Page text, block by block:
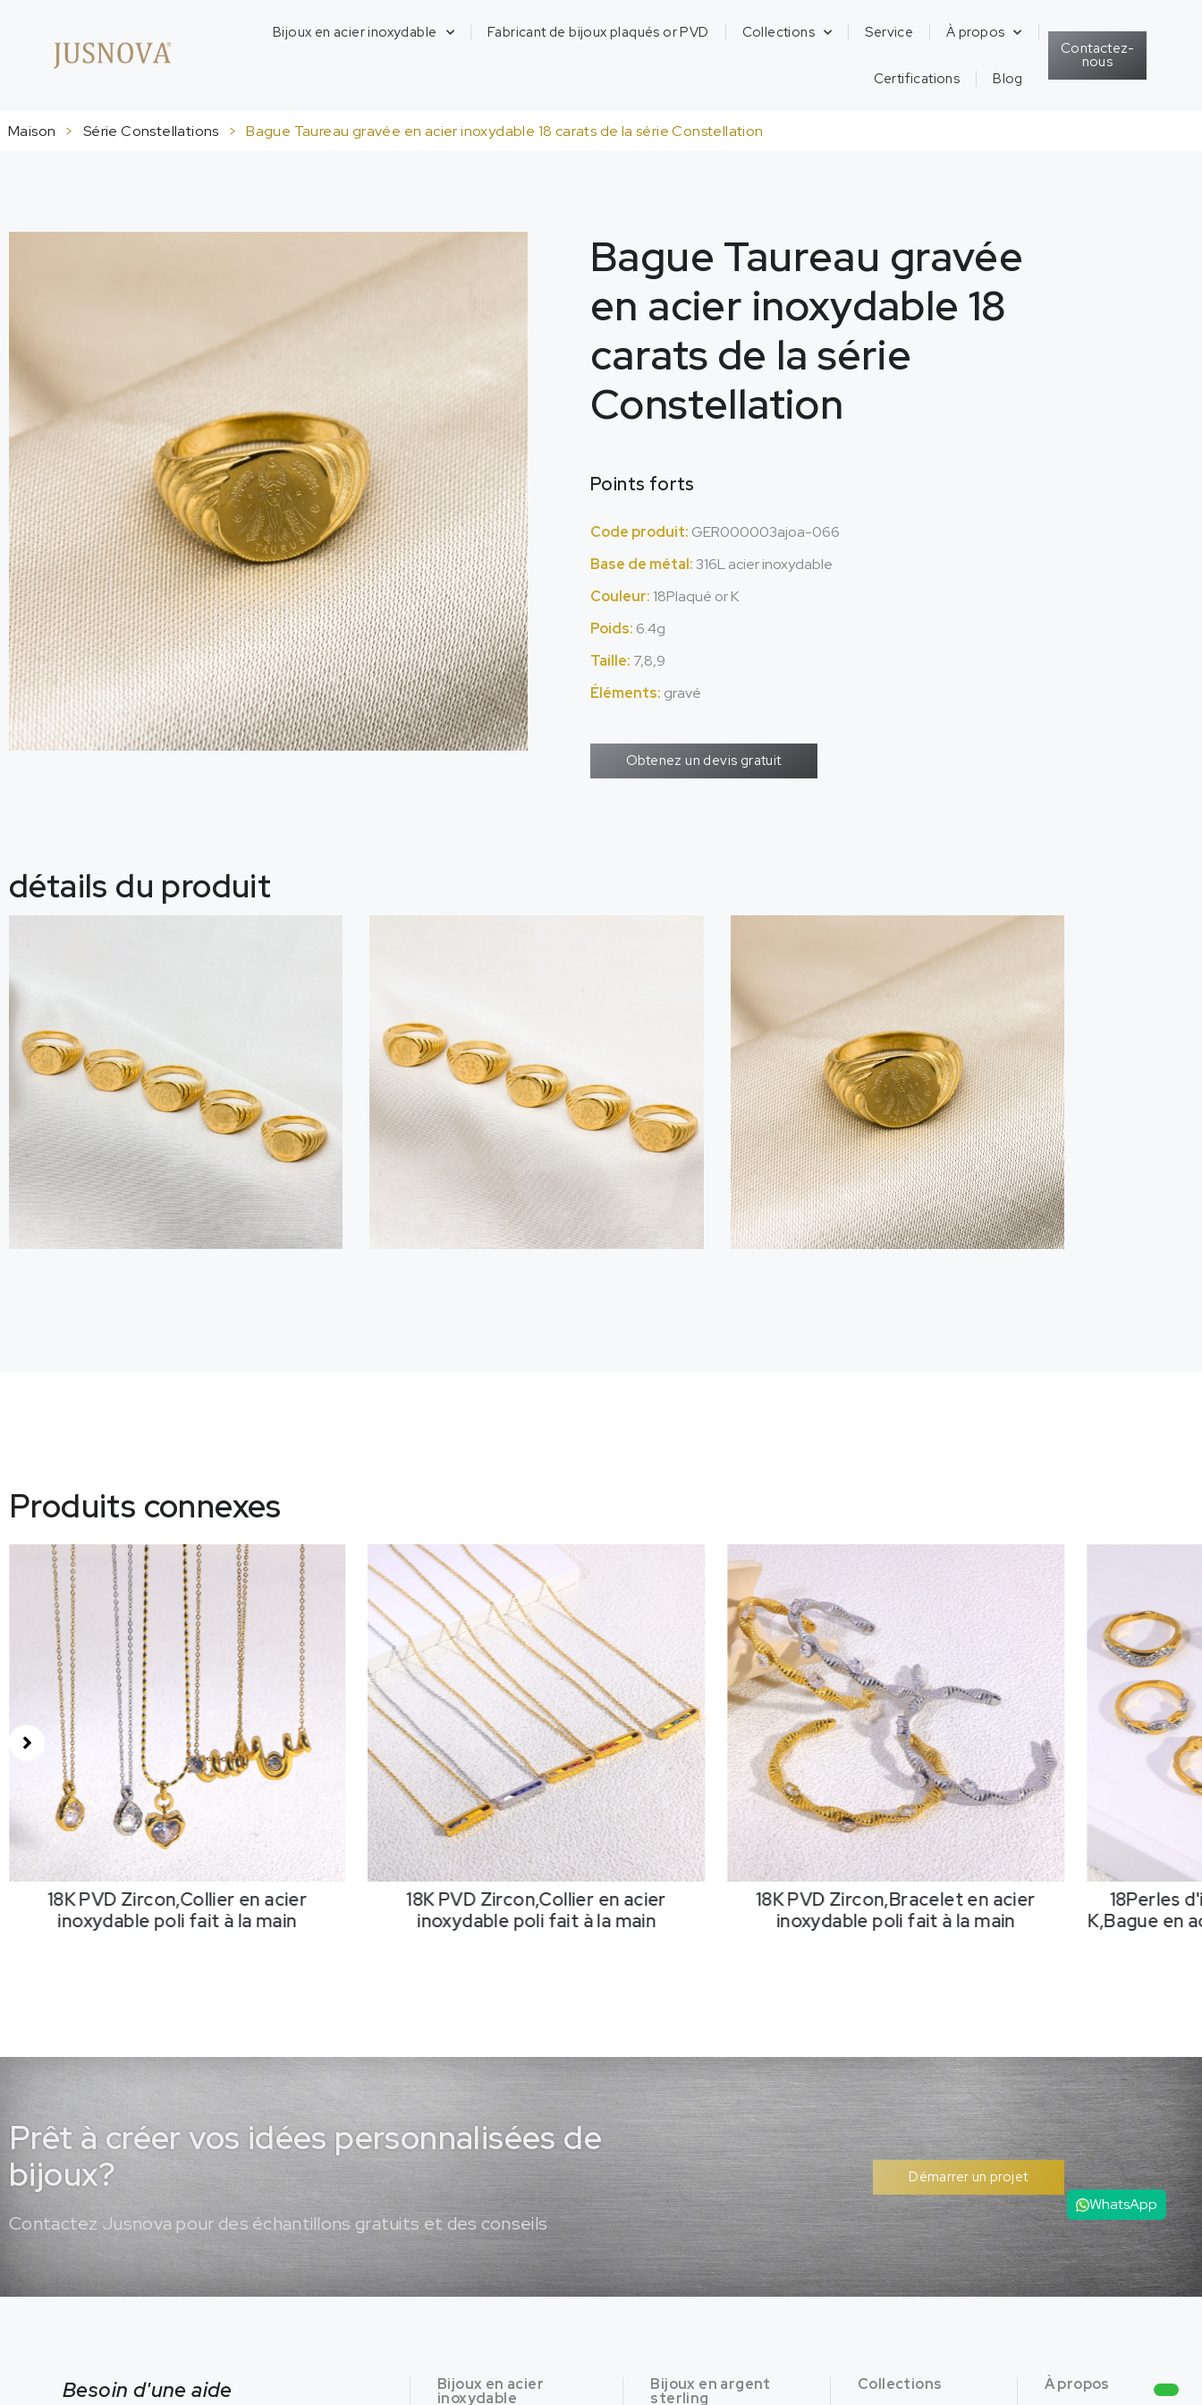
Bijoux en acier inoxydable Fabricant de bijoux plaqués or PVD Collections Service À propos
Certifications Blog
Contactez-
nous
Maison > Série Constellations > Bague Taureau gravée en acier inoxydable 18 carats de la série Constellation
Bague Taureau gravée
en acier inoxydable 18
carats de la série
Constellation
Points forts
Code produit: GER000003ajoa-066
Base de métal: 316L acier inoxydable
Couleur: 18Plaqué or K
Poids: 6.4g
Taille: 7,8,9
Éléments: gravé
Obtenez un devis gratuit
détails du produit
Produits connexes
18K PVD Zircon,Collier en acier
inoxydable poli fait à la main
18K PVD Zircon,Collier en acier
inoxydable poli fait à la main
18K PVD Zircon,Bracelet en acier
inoxydable poli fait à la main
18Perles
K,Bague en
Prêt à créer vos idées personnalisées de
bijoux?
Contactez Jusnova pour des échantillons gratuits et des conseils
Démarrer un projet
Besoin d'une aide
Bijoux en acier
inoxydable
Bijoux en argent
sterling
Collections À propos
WhatsApp